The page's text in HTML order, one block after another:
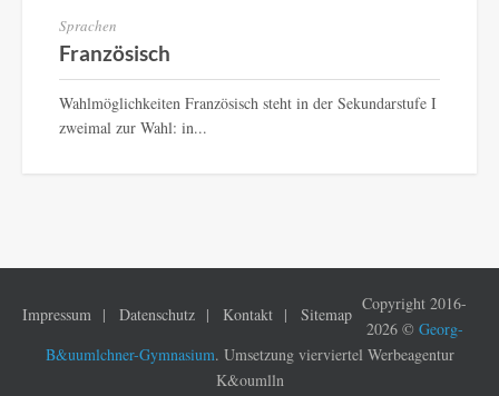
Sprachen
Französisch
Wahlmöglichkeiten Französisch steht in der Sekundarstufe I
zweimal zur Wahl: in...
Impressum Datenschutz Kontakt Sitemap
Copyright 2016-
2026 © Georg-
B&uumlchner-Gymnasium. Umsetzung vierviertel Werbeagentur
K&oumlln